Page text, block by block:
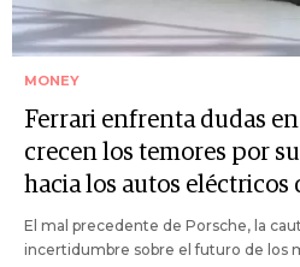
MONEY
Ferrari enfrenta dudas
crecen los temores por
hacia los autos eléctricos
El mal precedente de Porsche, la
incertidumbre sobre el futuro de los